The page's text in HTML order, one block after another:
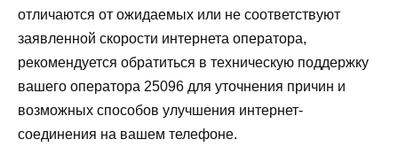
отличаются от ожидаемых или не соответствуют
заявленной скорости интернета оператора,
рекомендуется обратиться в техническую поддержку
вашего оператора 25096 для уточнения причин и
возможных способов улучшения интернет-
соединения на вашем телефоне.